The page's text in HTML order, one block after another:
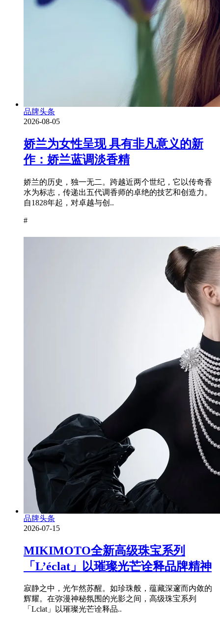
品牌头条
2026-08-05
娇兰为女性呈现 具有非凡意义的新
作：娇兰蓝调淡香精
娇兰的历史，独一无二。跨越近两个世纪，它以传奇香
水为标志，传递出五代调香师的卓绝的技艺和创造力。
自1828年起，对卓越与创..
#
品牌头条
2026-07-15
MIKIMOTO全新高级珠宝系列
「L’éclat」以璀璨光芒诠释品牌精神
寂静之中，光乍然苏醒。如珍珠般，蕴藏深邃而内敛的
辉耀。在弥漫神秘氛围的光影之间，高级珠宝系列
「Lclat」以璀璨光芒诠释品..